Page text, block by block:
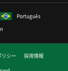
Português
シー
採用情報